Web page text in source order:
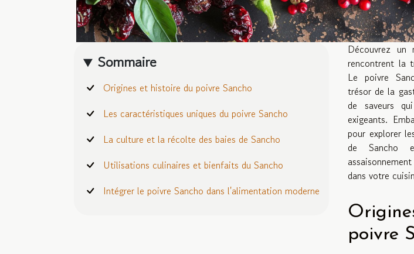
Sommaire
Origines et histoire du poivre Sancho
Les caractéristiques uniques du poivre Sancho
La culture et la récolte des baies de Sancho
Utilisations culinaires et bienfaits du Sancho
Intégrer le poivre Sancho dans l'alimentation moderne
Découvrez un
rencontrent la
Le poivre
trésor de la
de saveurs
exigeants.
pour explorer
de Sancho
dans votre
poivre